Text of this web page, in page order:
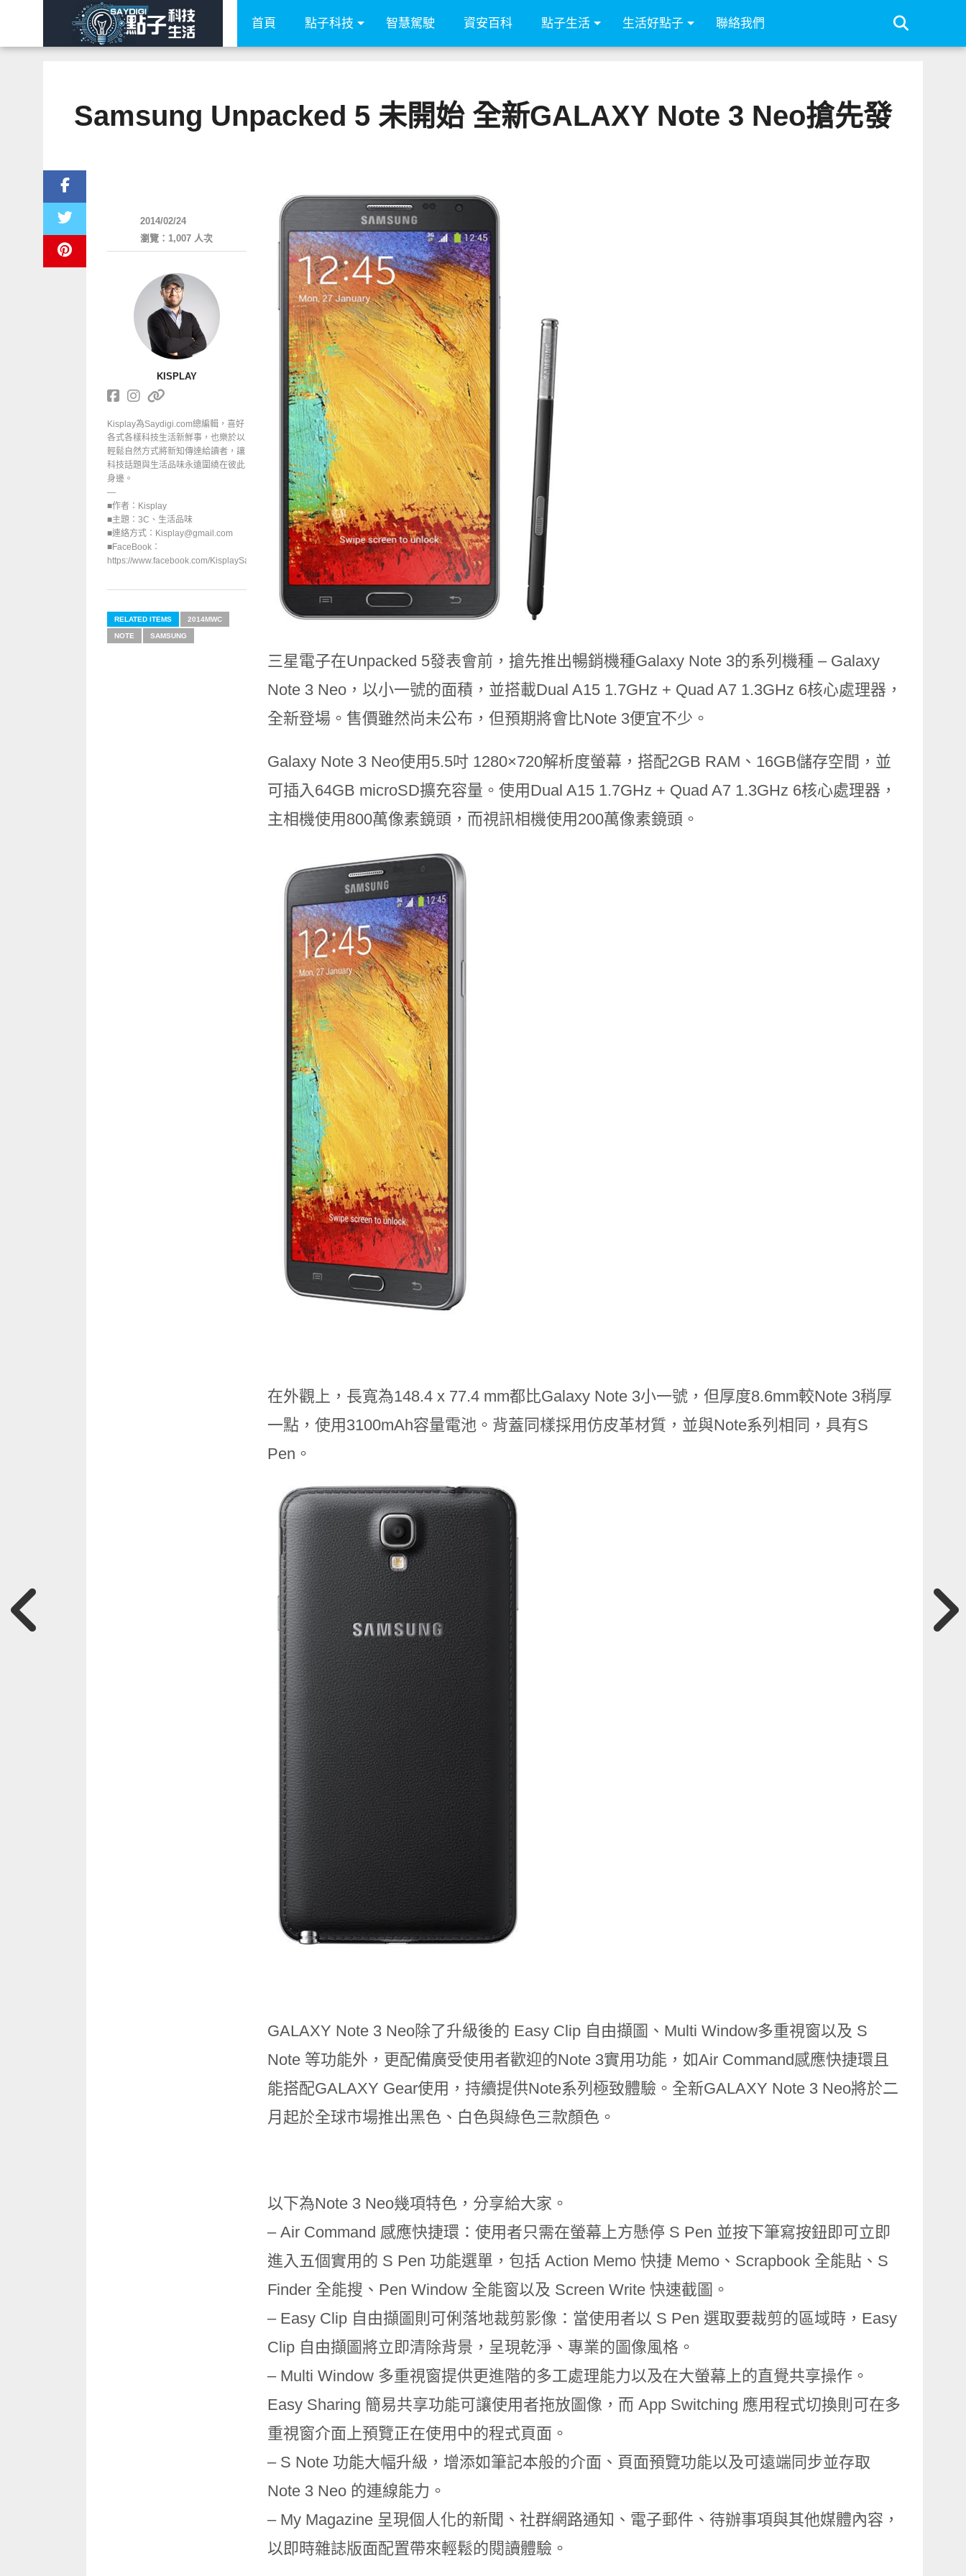
首頁 點子科技 智慧駕駛 資安百科 點子生活 生活好點子 聯絡我們
Samsung Unpacked 5 未開始 全新GALAXY Note 3 Neo搶先發
三星電子在Unpacked 5發表會前，搶先推出暢銷機種Galaxy Note 3的系列機種 – Galaxy
Note 3 Neo，以小一號的面積，並搭載Dual A15 1.7GHz + Quad A7 1.3GHz 6核心處理器，
全新登場。售價雖然尚未公布，但預期將會比Note 3便宜不少。
Galaxy Note 3 Neo使用5.5吋 1280×720解析度螢幕，搭配2GB RAM、16GB儲存空間，並
可插入64GB microSD擴充容量。使用Dual A15 1.7GHz + Quad A7 1.3GHz 6核心處理器，
主相機使用800萬像素鏡頭，而視訊相機使用200萬像素鏡頭。
在外觀上，長寬為148.4 x 77.4 mm都比Galaxy Note 3小一號，但厚度8.6mm較Note 3稍厚
一點，使用3100mAh容量電池。背蓋同樣採用仿皮革材質，並與Note系列相同，具有S
Pen。
GALAXY Note 3 Neo除了升級後的 Easy Clip 自由擷圖、Multi Window多重視窗以及 S
Note 等功能外，更配備廣受使用者歡迎的Note 3實用功能，如Air Command感應快捷環且
能搭配GALAXY Gear使用，持續提供Note系列極致體驗。全新GALAXY Note 3 Neo將於二
月起於全球市場推出黑色、白色與綠色三款顏色。
以下為Note 3 Neo幾項特色，分享給大家。
– Air Command 感應快捷環：使用者只需在螢幕上方懸停 S Pen 並按下筆寫按鈕即可立即
進入五個實用的 S Pen 功能選單，包括 Action Memo 快捷 Memo、Scrapbook 全能貼、S
Finder 全能搜、Pen Window 全能窗以及 Screen Write 快速截圖。
– Easy Clip 自由擷圖則可俐落地裁剪影像：當使用者以 S Pen 選取要裁剪的區域時，Easy
Clip 自由擷圖將立即清除背景，呈現乾淨、專業的圖像風格。
– Multi Window 多重視窗提供更進階的多工處理能力以及在大螢幕上的直覺共享操作。
Easy Sharing 簡易共享功能可讓使用者拖放圖像，而 App Switching 應用程式切換則可在多
重視窗介面上預覽正在使用中的程式頁面。
– S Note 功能大幅升級，增添如筆記本般的介面、頁面預覽功能以及可遠端同步並存取
Note 3 Neo 的連線能力。
– My Magazine 呈現個人化的新聞、社群網路通知、電子郵件、待辦事項與其他媒體內容，
以即時雜誌版面配置帶來輕鬆的閱讀體驗。
2014/02/24
瀏覽：1,007 人次
KISPLAY
Kisplay為Saydigi.com總編輯，喜好
各式各樣科技生活新鮮事，也樂於以
輕鬆自然方式將新知傳達給讀者，讓
科技話題與生活品味永遠圍繞在彼此
身邊。
—
■作者：Kisplay
■主題：3C、生活品味
■連絡方式：Kisplay@gmail.com
■FaceBook：
https://www.facebook.com/KisplaySayGoodbuy/
RELATED ITEMS 2014MWC
NOTE SAMSUNG